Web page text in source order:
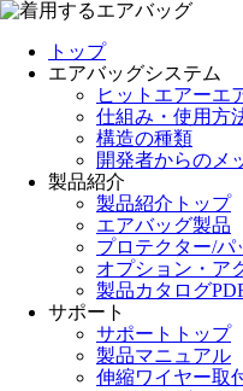
トップ
エアバッグシステム
ヒットエアーエ
仕組み・使用方
構造の種類
開発者からのメ
製品紹介
製品紹介トップ
エアバッグ製品
プロテクター/パ
オプション・ア
製品カタログ
サポート
サポートトップ
製品マニュアル
伸縮ワイヤー取